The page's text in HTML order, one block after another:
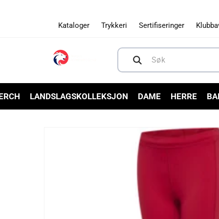
Kataloger Trykkeri Sertifiseringer
Søk
LANDSLAGSKOLLEKSJON DAME HERRE